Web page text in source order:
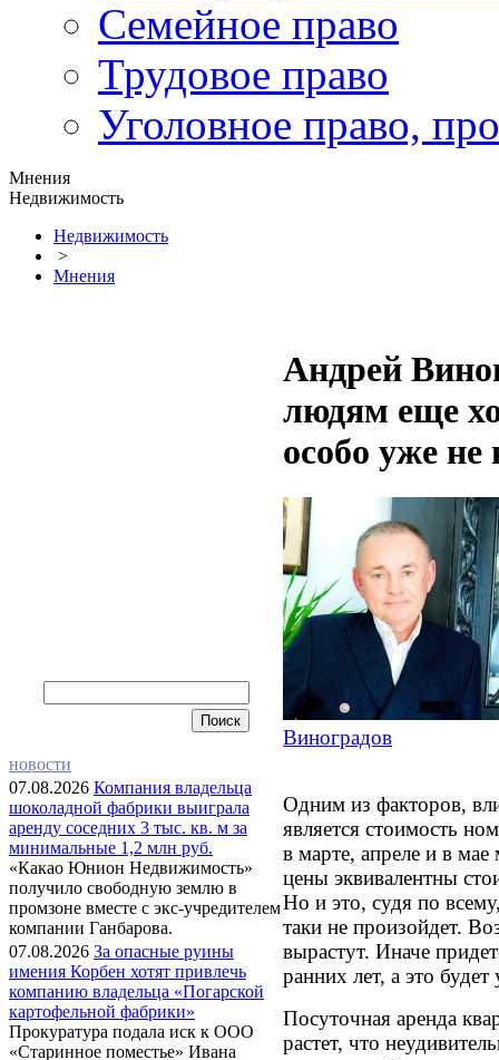
Семейное право
Трудовое право
Уголовное право,
Мнения
Недвижимость
Недвижимость
>
Мнения
новости
07.08.2026 Компания владельца
шоколадной фабрики выиграла
аренду соседних 3 тыс. кв. м за
минимальные 1,2 млн руб.
«Какао Юнион Недвижимость»
получило свободную землю в
промзоне вместе с экс-учредителем
компании Ганбарова.
07.08.2026 За опасные руины
имения Корбен хотят привлечь
компанию владельца «Погарской
картофельной фабрики»
Прокуратура подала иск к ООО
«Старинное поместье» Ивана
Андрей
людям еще
особо уже не
Виноградов
Одним из факторов,
является стоимость
в марте, апреле и в мае
цены эквивалентны
Но и это, судя по
таки не произойдет.
вырастут. Иначе
ранних лет, а это
Посуточная аренда
растет, что